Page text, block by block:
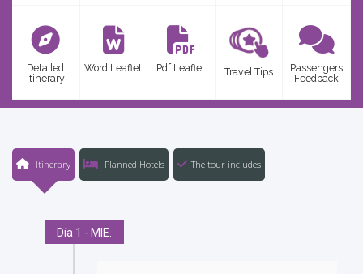
Detailed
Itinerary
Word Leaflet Pdf Leaflet Travel Tips
Passengers
Feedback
Itinerary Planned Hotels The tour includes
Día 1 - MIE.